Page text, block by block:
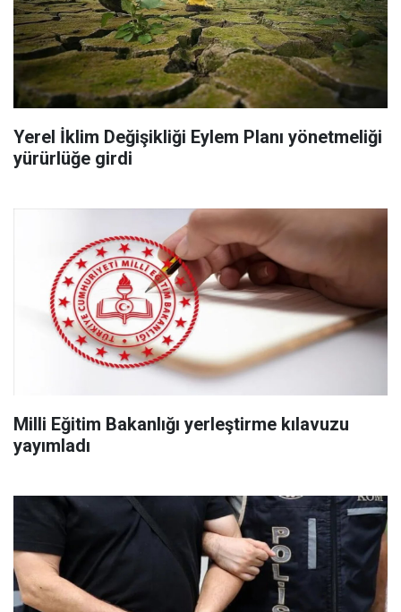
Yerel İklim Değişikliği Eylem Planı yönetmeliği
yürürlüğe girdi
Milli Eğitim Bakanlığı yerleştirme kılavuzu
yayımladı